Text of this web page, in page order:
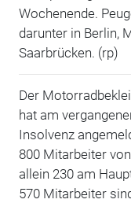
Wochenende.
darunter in Berlin,
Saarbrücken. (rp)
Der
hat am
Insolvenz
800 Mitarbeiter
allein 230 am
570 Mitarbeiter